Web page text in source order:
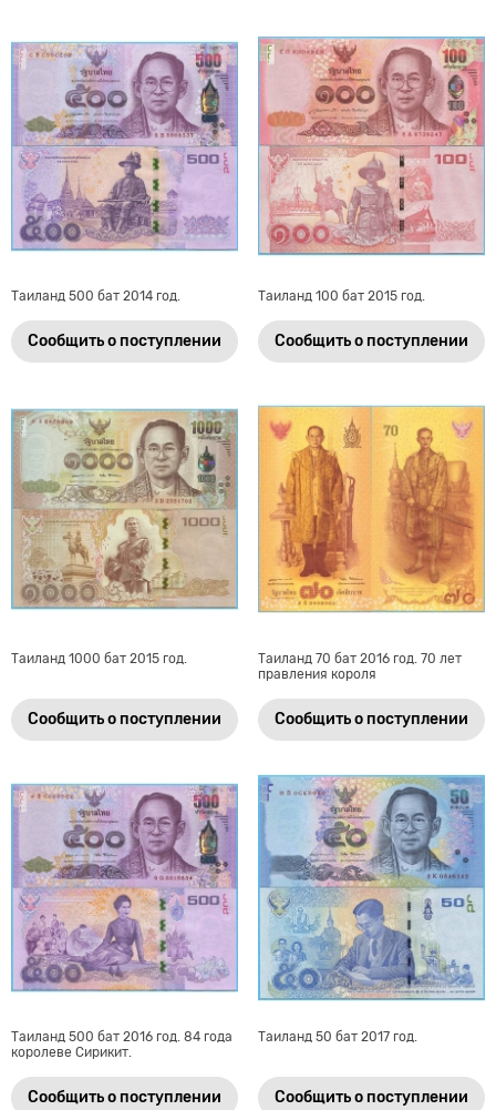
Таиланд 500 бат 2014 год.
Сообщить о поступлении
Таиланд 100 бат 2015 год.
Сообщить о поступлении
Таиланд 1000 бат 2015 год.
Сообщить о поступлении
Таиланд 70 бат 2016 год. 70 лет
правления короля
Сообщить о поступлении
Таиланд 500 бат 2016 год. 84 года
королеве Сирикит.
Сообщить о поступлении
Таиланд 50 бат 2017 год.
Сообщить о поступлении